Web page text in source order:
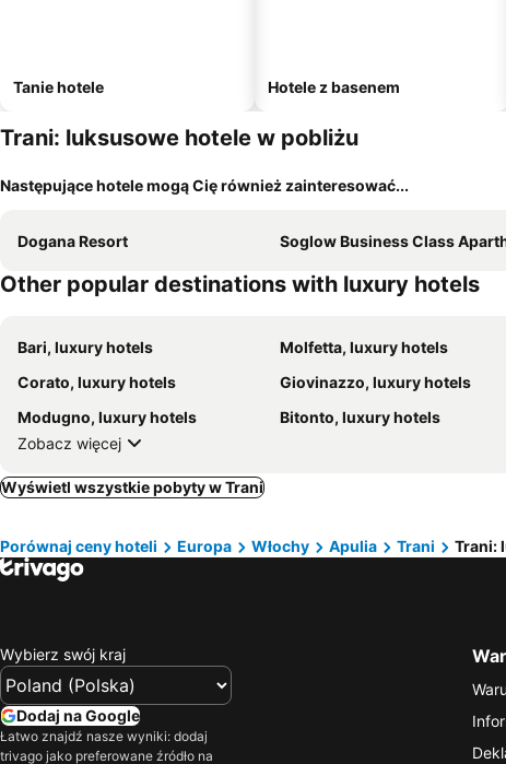
Tanie hotele Hotele z basenem
Trani: luksusowe hotele w pobliżu
Następujące hotele mogą Cię również zainteresować...
Dogana Resort Soglow Business Class
Other popular destinations with luxury hotels
Bari, luxury hotels Molfetta, luxury hotels
Corato, luxury hotels
Giovinazzo, luxury hotels
Modugno, luxury hotels
Bitonto, luxury hotels
Zobacz więcej
Wyświetl wszystkie pobyty w Trani
Porównaj ceny hoteli Europa Włochy Apulia Trani Trani:
Wybierz swój kraj
Dodaj na Google
Łatwo znajdź nasze wyniki: dodaj
trivago jako preferowane źródło na